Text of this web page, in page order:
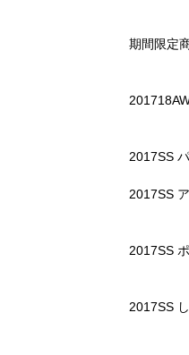
期間限定
2017SS
2017SS
2017SS
2017SS